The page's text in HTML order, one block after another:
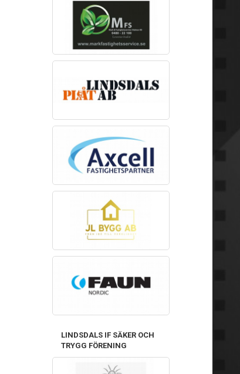
LINDSDALS IF SÄKER OCH
TRYGG FÖRENING